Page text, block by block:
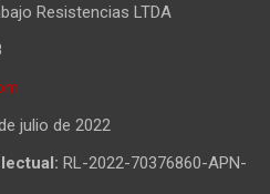
Resistencias LTDA
julio de 2022
RL-2022-70376860-APN-